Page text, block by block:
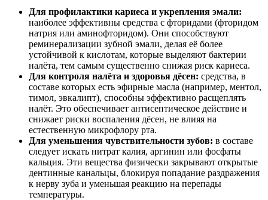
Для профилактики кариеса и укрепления эмали:
наиболее эффективны средства с фторидами (фторидом
натрия или аминофторидом). Они способствуют
реминерализации зубной эмали, делая её более
устойчивой к кислотам, которые выделяют бактерии
налёта, тем самым существенно снижая риск кариеса.
Для контроля налёта и здоровья дёсен: средства, в
составе которых есть эфирные масла (например, ментол,
тимол, эвкалипт), способны эффективно расщеплять
налёт. Это обеспечивает антисептическое действие и
снижает риски воспаления дёсен, не влияя на
естественную микрофлору рта.
Для уменьшения чувствительности зубов: в составе
следует искать нитрат калия, аргинин или фосфаты
кальция. Эти вещества физически закрывают открытые
дентинные канальцы, блокируя попадание раздражения
к нерву зуба и уменьшая реакцию на перепады
температуры.